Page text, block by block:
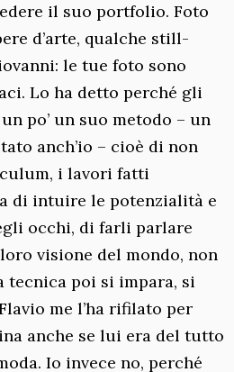
il suo portfolio. Foto
d’arte, qualche still-
le tue foto sono
Lo ha detto perché gli
po’ un suo metodo – un
anch’io – cioè di non
i lavori fatti
di intuire le potenzialità e
occhi, di farli parlare
visione del mondo, non
tecnica poi si impara, si
me l’ha rifilato per
anche se lui era del tutto
Io invece no, perché